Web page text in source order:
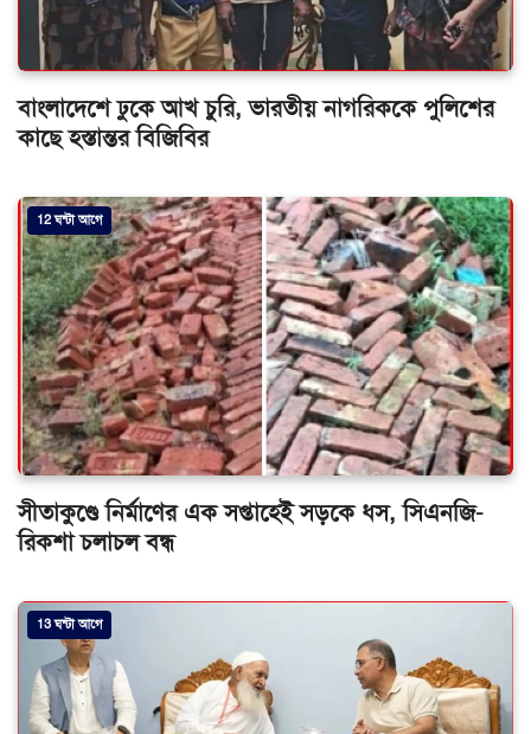
বাংলাদেশে ঢুকে আখ চুরি, ভারতীয় নাগরিককে পুলিশের
কাছে হস্তান্তর বিজিবির
12 ঘন্টা আগে
সীতাকুণ্ডে নির্মাণের এক সপ্তাহেই সড়কে ধস, সিএনজি-
রিকশা চলাচল বন্ধ
13 ঘন্টা আগে